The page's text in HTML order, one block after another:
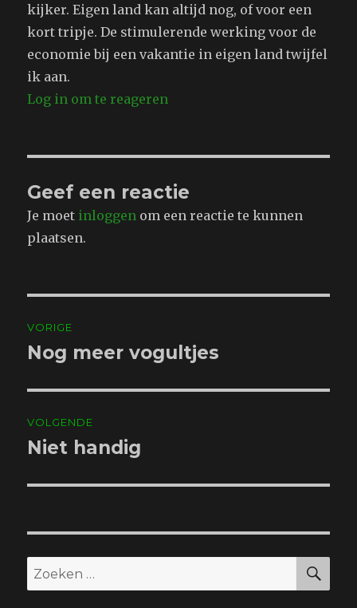
kijker. Eigen land kan altijd nog, of voor een
kort tripje. De stimulerende werking voor de
economie bij een vakantie in eigen land twijfel
ik aan.
Log in om te reageren
Geef een reactie
Je moet inloggen om een reactie te kunnen
plaatsen.
navigatie
VORIGE
Vorig
Nog meer vogultjes
VOLGENDE
Volgend
Niet handig
Zoeken
naar: